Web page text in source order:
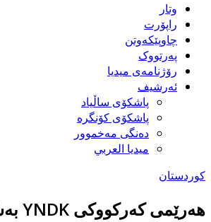
وتار
راپۆرت
چاوپێکەوتن
پەرتووک
رۆژنامەی میدیا
ئەرشیف
پاشكۆی ساڵیاد
پاشكۆی كۆنگره‌
ده‌نگی مه‌خموور
ميديا العربي
کوردستان
هه‌رێمى كه‌ركووكى YNDK به‌شداری كۆڕێكى تايبه‌ت به‌ گرنگى دۆكيۆمێنت و ئه‌رشيفى نه‌ته‌وه‌يى‌ ده‌كات